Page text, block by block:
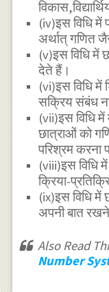
(iv)इस विधि में
अर्थात् गणित
(v)इस विधि में
देते हैं।
(vi)इस विधि में
सक्रिय संबंध
(vii)इस विधि में
छात्राओं को
परिश्रम करना
(viii)इस विधि
क्रिया-
(ix)इस विधि में
अपनी बात
Also Read
Number